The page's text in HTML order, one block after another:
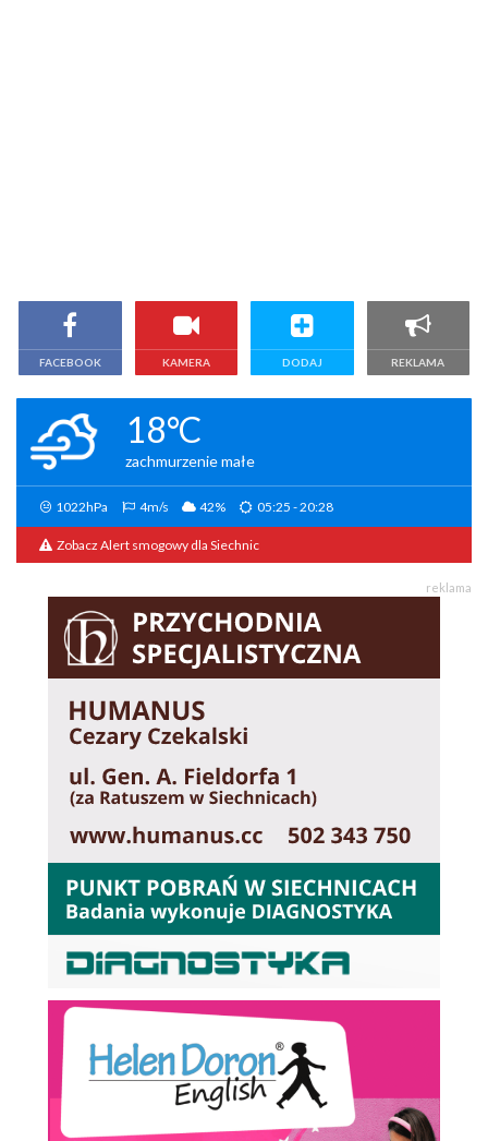
FACEBOOK KAMERA DODAJ REKLAMA
18°C
zachmurzenie małe
1022hPa 4m/s 42% 05:25 - 20:28
Zobacz Alert smogowy dla Siechnic
reklama